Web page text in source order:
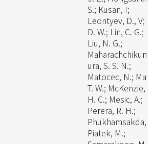
S.; Kusan, I;
Leontyev, D., V;
D. W.; Lin, C. G.;
Liu, N. G.;
ura, S. S. N.;
Matocec, N.; May,
T. W.; McKenzie,
H. C.; Mesic, A.;
Perera, R. H.;
Phukhamsakda,
Piatek, M.;